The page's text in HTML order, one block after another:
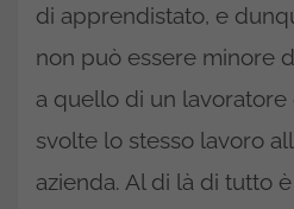
di apprendistato, e
non può essere minore
a quello di un
svolte lo stesso lavoro
azienda. Al di là di tutto